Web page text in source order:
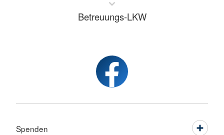
Betreuungs-LKW
Spenden